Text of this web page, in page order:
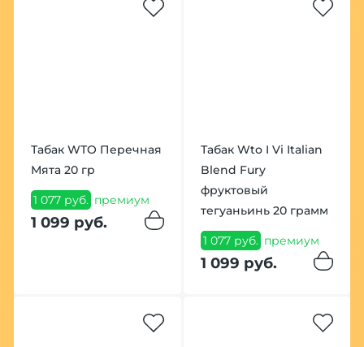
Табак WTO Перечная
Мята 20 гр
1 077 руб. премиум
1 099 руб.
Табак Wto I Vi Italian
Blend Fury
фруктовый
тегуаньинь 20 грамм
1 077 руб. премиум
1 099 руб.